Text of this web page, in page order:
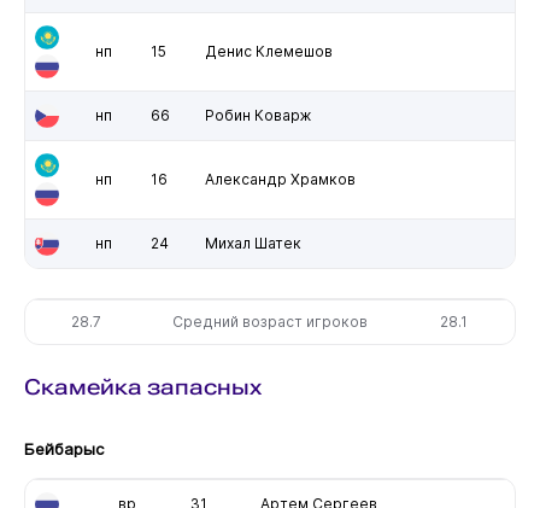
нп 15 Денис Клемешов
нп 66 Робин Коварж
нп 16 Александр Храмков
нп 24 Михал Шатек
28.7 Средний возраст игроков 28.1
Скамейка запасных
Бейбарыс
вр 31 Артем Сергеев